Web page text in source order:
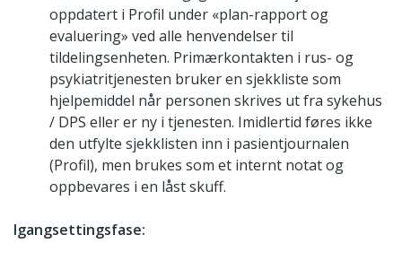
oppdatert i Profil under «plan-rapport og
evaluering» ved alle henvendelser til
tildelingsenheten. Primærkontakten i rus- og
psykiatritjenesten bruker en sjekkliste som
hjelpemiddel når personen skrives ut fra sykehus
/ DPS eller er ny i tjenesten. Imidlertid føres ikke
den utfylte sjekklisten inn i pasientjournalen
(Profil), men brukes som et internt notat og
oppbevares i en låst skuff.
Igangsettingsfase: